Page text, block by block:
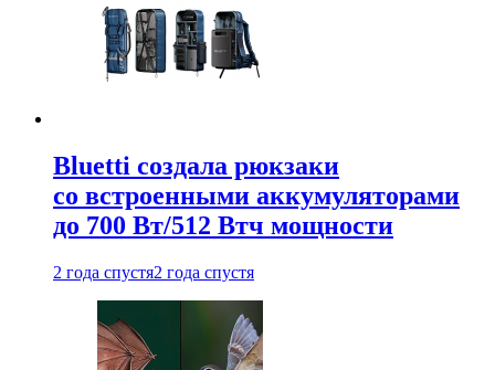
Bluetti создала рюкзаки
со встроенными аккумуляторами
до 700 Вт/512 Втч мощности
2 года спустя2 года спустя